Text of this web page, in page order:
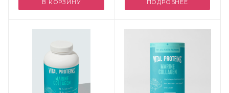
В КОРЗИНУ ПОДРОБНЕЕ